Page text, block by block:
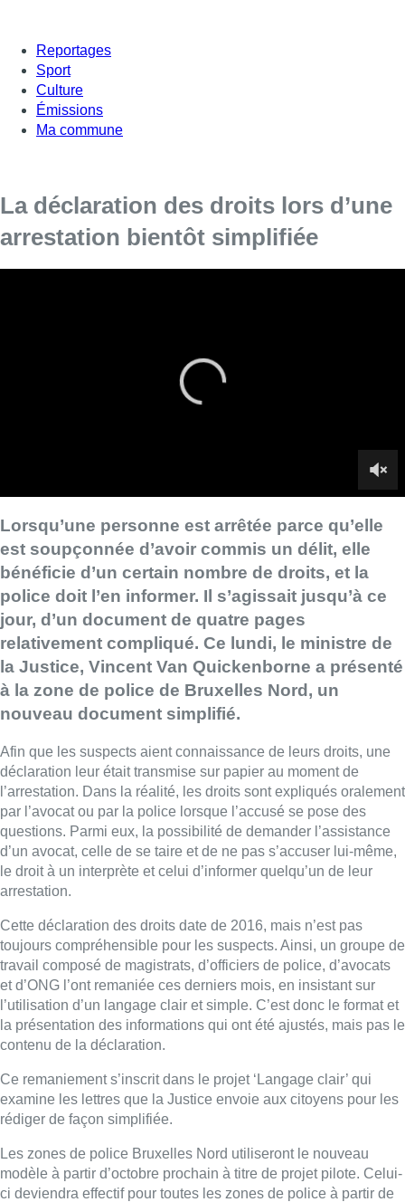
Reportages
Sport
Culture
Émissions
Ma commune
La déclaration des droits lors d’une
arrestation bientôt simplifiée
jour, d’un document de quatre pages
relativement compliqué. Ce lundi, le ministre de
déclaration leur était transmise sur papier au moment de
l’arrestation. Dans la réalité, les droits sont expliqués oralement
par l’avocat ou par la police lorsque l’accusé se pose des
questions. Parmi eux, la possibilité de demander l’assistance
d’un avocat, celle de se taire et de ne pas s’accuser lui-même,
le droit à un interprète et celui d’informer quelqu’un de leur
arrestation.
Cette déclaration des droits date de 2016, mais n’est pas
toujours compréhensible pour les suspects. Ainsi, un groupe de
travail composé de magistrats, d’officiers de police, d’avocats
l’utilisation d’un langage clair et simple. C’est donc le format et
la présentation des informations qui ont été ajustés, mais pas le
contenu de la déclaration.
Ce remaniement s’inscrit dans le projet ‘Langage clair’ qui
examine les lettres que la Justice envoie aux citoyens pour les
rédiger de façon simplifiée.
modèle à partir d’octobre prochain à titre de projet pilote. Celui-
ci deviendra effectif pour toutes les zones de police à partir de
2024. La déclaration des droits sera disponible en 52 langues,
et affiché en grand format dans les locaux d’audition.
Pour valider son efficacité, l’Université de Louvain et la
Katholieke Universiteit Leuven réaliseront une étude pendant 8
à notre questionnaire court, pour évaluer l’impact qu’aura cette
déclaration simplifiée”explique Arianne Deladrière, cheffe de
projet SPF Justice.
E.D
■ Reportage deMichel Geyer, Karim Fahim et Pierre Delmée